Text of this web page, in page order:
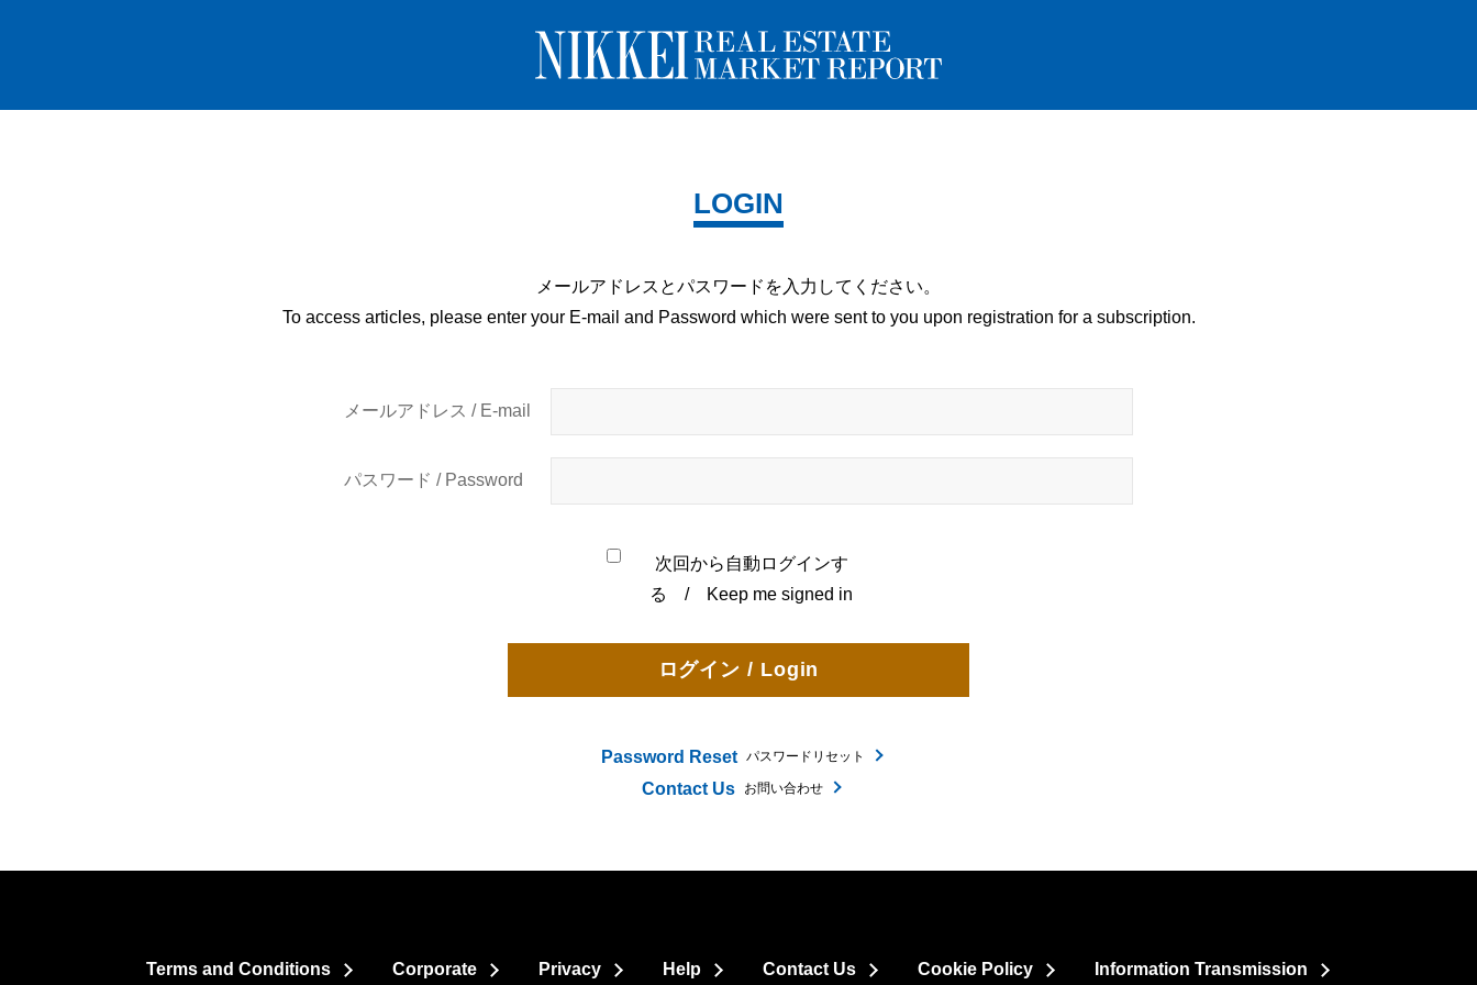
LOGIN
メールアドレスとパスワードを 入力してください。
To access articles, please enter your E-mail and Password which were sent to you upon registration for a subscription.
メールアドレス / E-mail
パスワード / Password
次回から自動ログインす
る / Keep me signed in
Password Reset パスワードリセット
Contact Us お問い合わせ
Terms and Conditions Corporate Privacy Help Contact Us Cookie Policy Information Transmission